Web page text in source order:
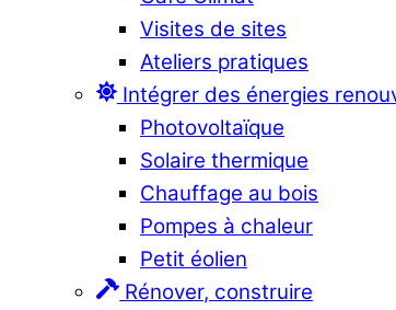
Visites de sites
Ateliers pratiques
Intégrer des énergies
Photovoltaïque
Solaire thermique
Chauffage au bois
Pompes à chaleur
Petit éolien
Rénover, construire